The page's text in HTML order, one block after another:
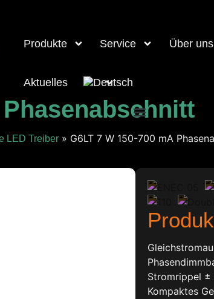
Produkte Service Über uns
Aktuelles
Phasenabschnitt
LED Treiber » G6LT 7 W 150-700 mA
Stromrippel ±
Kompaktes